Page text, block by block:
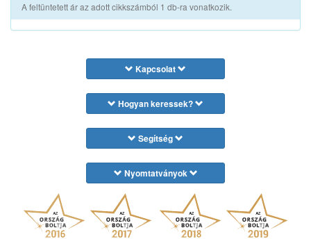
A feltüntetett ár az adott cikkszámból 1 db-ra vonatkozik.
Kapcsolat
Hogyan keressek?
Segítség
Nyomtatványok